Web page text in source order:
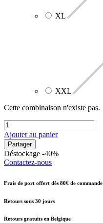
XL
XXL
Cette combinaison n'existe pas.
Ajouter au panier
Partager
Déstockage -40%
Contactez-nous
Frais de port offert dès 80€ de commande
Retours sous 30 jours
Retours gratuits en Belgique